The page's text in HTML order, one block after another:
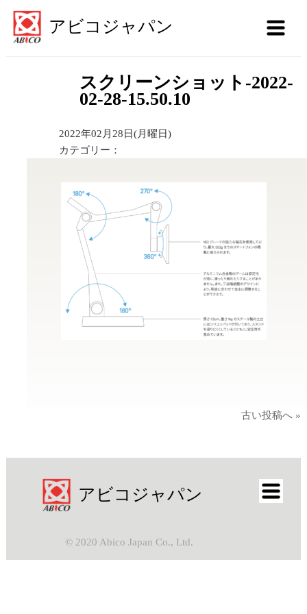
アビコジャパン
スクリーンショット-2022-
02-28-15.50.10
2022年02月28日(月曜日)
カテゴリー：
古い投稿へ »
アビコジャパン
© 2020 Abico Japan Co., Ltd.